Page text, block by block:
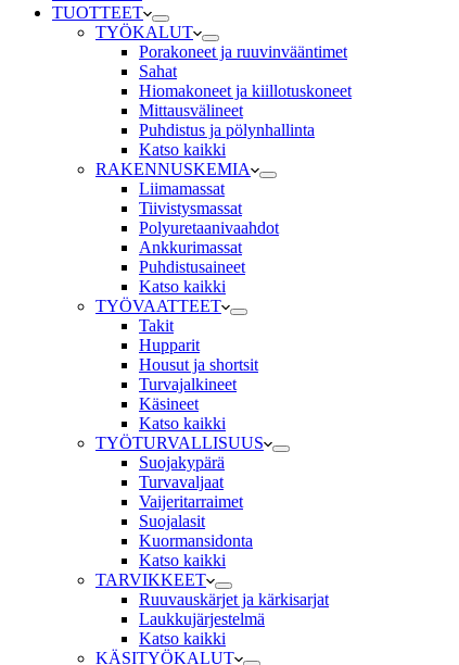
TUOTTEET
TYÖKALUT
Porakoneet ja ruuvinvääntimet
Sahat
Hiomakoneet ja kiillotuskoneet
Mittausvälineet
Puhdistus ja pölynhallinta
Katso kaikki
RAKENNUSKEMIA
Liimamassat
Tiivistysmassat
Polyuretaanivaahdot
Ankkurimassat
Puhdistusaineet
Katso kaikki
TYÖVAATTEET
Takit
Hupparit
Housut ja shortsit
Turvajalkineet
Käsineet
Katso kaikki
TYÖTURVALLISUUS
Suojakypärä
Turvavaljaat
Vaijeritarraimet
Suojalasit
Kuormansidonta
Katso kaikki
TARVIKKEET
Ruuvauskärjet ja kärkisarjat
Laukkujärjestelmä
Katso kaikki
KÄSITYÖKALUT